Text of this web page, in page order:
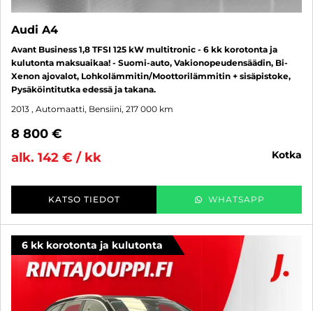
Audi A4
Avant Business 1,8 TFSI 125 kW multitronic - 6 kk korotonta ja
kulutonta maksuaikaa! - Suomi-auto, Vakionopeudensäädin, Bi-
Xenon ajovalot, Lohkolämmitin/Moottorilämmitin + sisäpistoke,
Pysäköintitutka edessä ja takana.
2013 , Automaatti, Bensiini, 217 000 km
8 800 €
alk. 142 € / kk
kotka
KATSO TIEDOT WHATSAPP
6 kk korotonta ja kulutonta